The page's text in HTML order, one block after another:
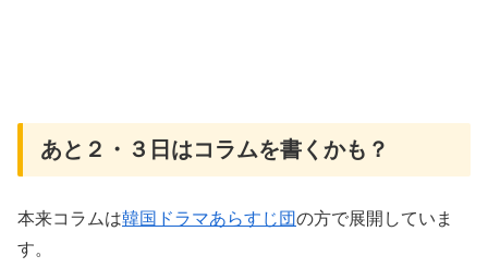
あと２・３日はコラムを書くかも？
本来コラムは韓国ドラマあらすじ団の方で展開していま
す。